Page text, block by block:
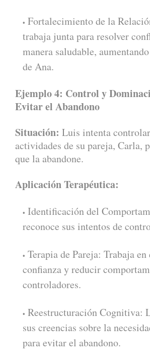
Fortalecimiento de la
trabaja junta para resolver
manera saludable,
de Ana.
Ejemplo 4: Control y
Evitar el Abandono
Situación: Luis intenta
actividades de su pareja, Carla,
que la abandone.
Aplicación Terapéutica:
Identificación del
reconoce sus intentos de
Terapia de Pareja: Trabaja
confianza y reducir
controladores.
Reestructuración Cognitiva:
sus creencias sobre la
para evitar el abandono.